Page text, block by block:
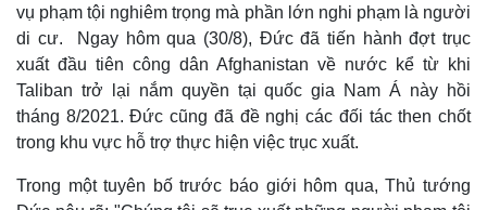
vụ phạm tội nghiêm trọng mà phần lớn nghi phạm là người
di cư. Ngay hôm qua (30/8), Đức đã tiến hành đợt trục
xuất đầu tiên công dân Afghanistan về nước kể từ khi
Taliban trở lại nắm quyền tại quốc gia Nam Á này hồi
tháng 8/2021. Đức cũng đã đề nghị các đối tác then chốt
trong khu vực hỗ trợ thực hiện việc trục xuất.
Trong một tuyên bố trước báo giới hôm qua, Thủ tướng